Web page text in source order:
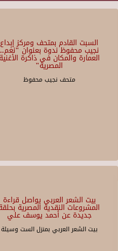
السبت القادم بمتحف ومركز إبداع
نجيب محفوظ ندوة بعنوان "نغم..
العمارة والمكان في ذاكرة الأغنية
المصرية"
متحف نجيب محفوظ
بيت الشعر العربي يواصل قراءة
المشروعات النقدية المصرية
جديدة عن أحمد يوسف علي
بيت الشعر العربي بمنزل الست وسيلة